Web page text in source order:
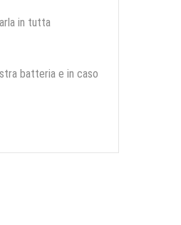
in tutta
batteria e in caso